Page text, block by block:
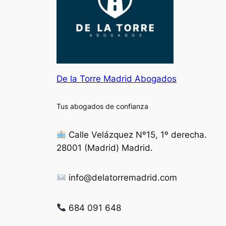
De la Torre Madrid Abogados
Tus abogados de confianza
Calle Velázquez Nº15, 1º derecha.
28001 (Madrid) Madrid.
info@delatorremadrid.com
684 091 648